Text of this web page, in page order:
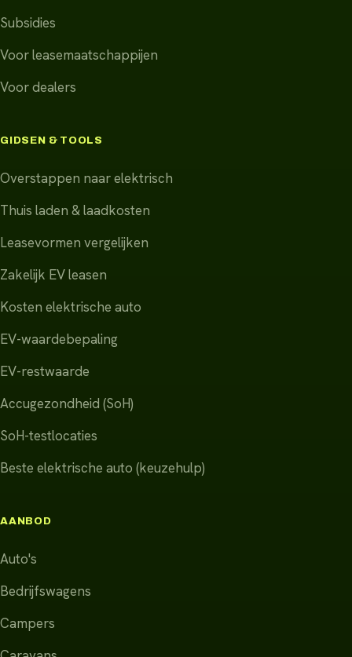
Subsidies
Voor leasemaatschappijen
Voor dealers
GIDSEN & TOOLS
Overstappen naar elektrisch
Thuis laden & laadkosten
Leasevormen vergelijken
Zakelijk EV leasen
Kosten elektrische auto
EV-waardebepaling
EV-restwaarde
Accugezondheid (SoH)
SoH-testlocaties
Beste elektrische auto (keuzehulp)
AANBOD
Auto's
Bedrijfswagens
Campers